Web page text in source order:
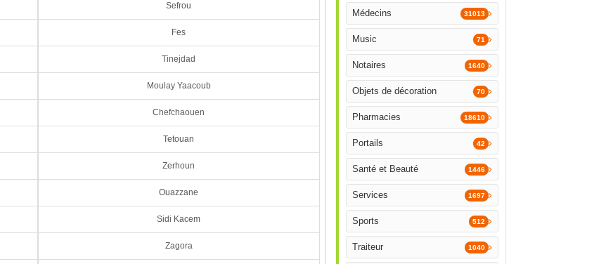
Sefrou
Fes
Tinejdad
Moulay Yaacoub
Chefchaouen
Tetouan
Zerhoun
Ouazzane
Sidi Kacem
Zagora
Médecins 31013
Music 71
Notaires 1640
Objets de décoration 70
Pharmacies 18610
Portails 42
Santé et Beauté 1446
Services 1697
Sports 512
Traiteur 1040